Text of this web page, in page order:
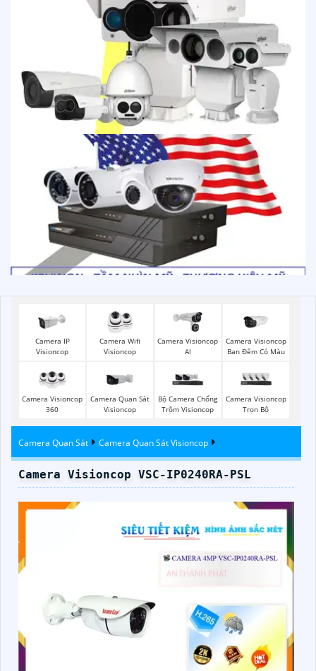
Camera IP
Visioncop
Camera Wifi
Visioncop
Camera Visioncop
Al
Camera Visioncop
Ban Đêm Có Màu
Camera Visioncop
360
Camera Quan Sát
Visioncop
Bộ Camera Chống
Trộm Visioncop
Camera Visioncop
Trọn Bộ
Camera Quan Sát Camera Quan Sát Visioncop
Camera Visioncop VSC-IP0240RA-PSL